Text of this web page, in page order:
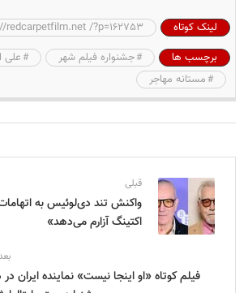
لینک کوتاه
redcarpetfilm.net /?p=162753
برچسب ها
جشنواره فیلم شهر
علی
مستانه مهاجر
قبلی
واکنش تند دی‌لوئیس به
اکتینگ آزارم می‌دهد»
فیلم کوتاه «او اینجا نیست» نماینده ایران در